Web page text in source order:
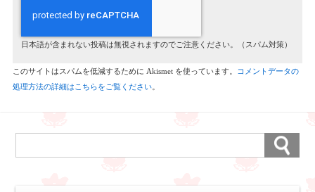
日本語が含まれない投稿は無視されますのでご注意ください。（スパム対策）
このサイトはスパムを低減するために Akismet を使っています。
コメントデータの
処理方法の詳細はこちらをご覧ください。